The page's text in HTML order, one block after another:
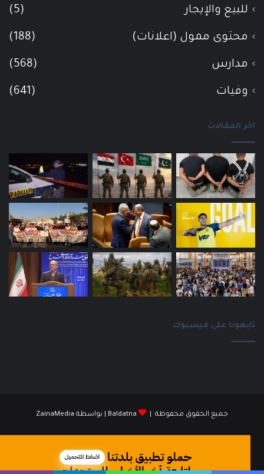
للبيع والإيجار (5)
محتوى ممول (اعلانات) (188)
مدارس (568)
وفيات (641)
اخر المقالات
تابعونا على فيسبوك
جميع الحقوق محفوظة | Baldatna | بواسطة ZainaMedia